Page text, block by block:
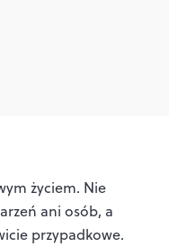
życiem. Nie
ani osób, a
przypadkowe.